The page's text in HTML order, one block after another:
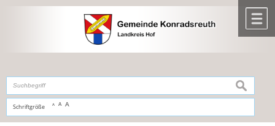
,zur Navigationoderzur Startseitespringen.
Schriftgröße A A A
suchen